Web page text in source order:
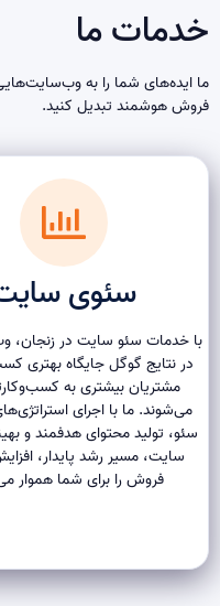
خدمات ما​
ما ایده‌های شما را به
فروش هوشمند تبدیل کنید.
سئوی
با خدمات سئو سایت در زنجان،
در نتایج گوگل جایگاه بهتری
مشتریان بیشتری به
می‌شوند. ما با اجرای
سئو، تولید محتوای هدفمند و
سایت، مسیر رشد پایدار،
فروش را برای شما هموار